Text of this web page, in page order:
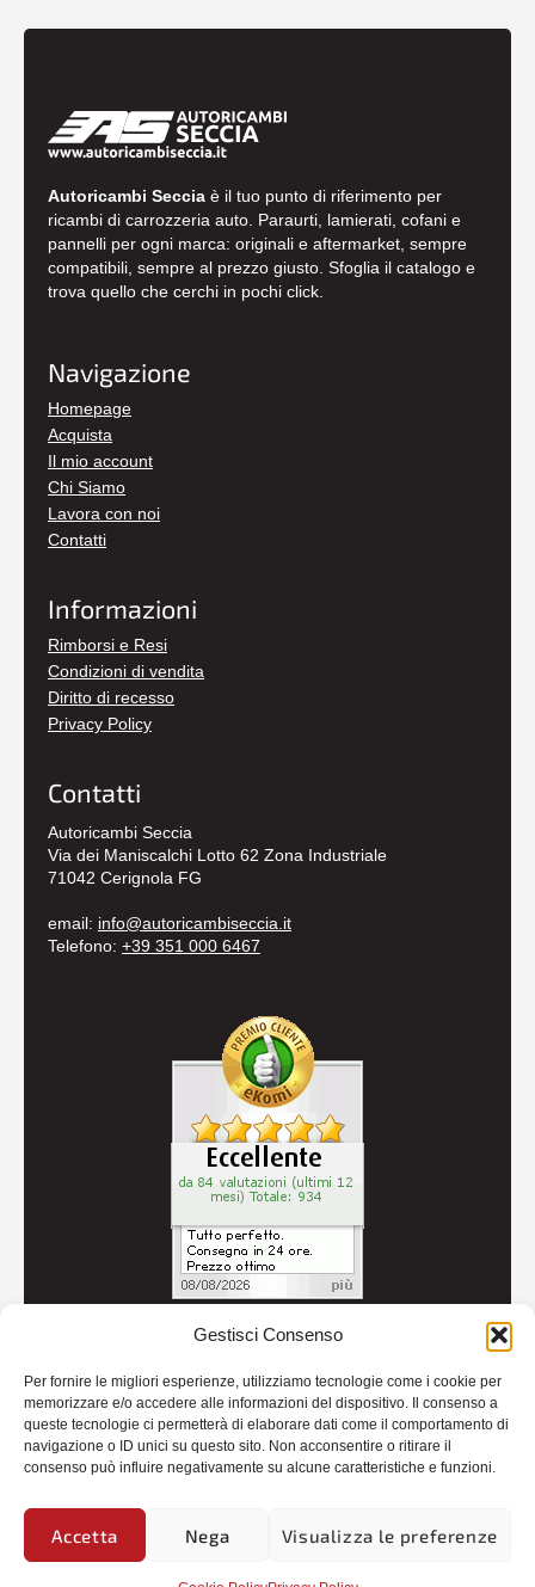
Gestisci Consenso
Per fornire le migliori esperienze, utilizziamo tecnologie come i cookie per
memorizzare e/o accedere alle informazioni del dispositivo. Il consenso a
queste tecnologie ci permetterà di elaborare dati come il comportamento di
navigazione o ID unici su questo sito. Non acconsentire o ritirare il
consenso può influire negativamente su alcune caratteristiche e funzioni.
Accetta Nega Visualizza le preferenze
Autoricambi Seccia è il tuo punto di riferimento per
ricambi di carrozzeria auto. Paraurti, lamierati, cofani e
pannelli per ogni marca: originali e aftermarket, sempre
compatibili, sempre al prezzo giusto. Sfoglia il catalogo e
trova quello che cerchi in pochi click.
Navigazione
Homepage
Acquista
Il mio account
Chi Siamo
Lavora con noi
Contatti
Informazioni
Rimborsi e Resi
Condizioni di vendita
Diritto di recesso
Privacy Policy
Contatti
Autoricambi Seccia
Via dei Maniscalchi Lotto 62 Zona Industriale
71042 Cerignola FG
email: info@autoricambiseccia.it
Telefono: +39 351 000 6467
Credits